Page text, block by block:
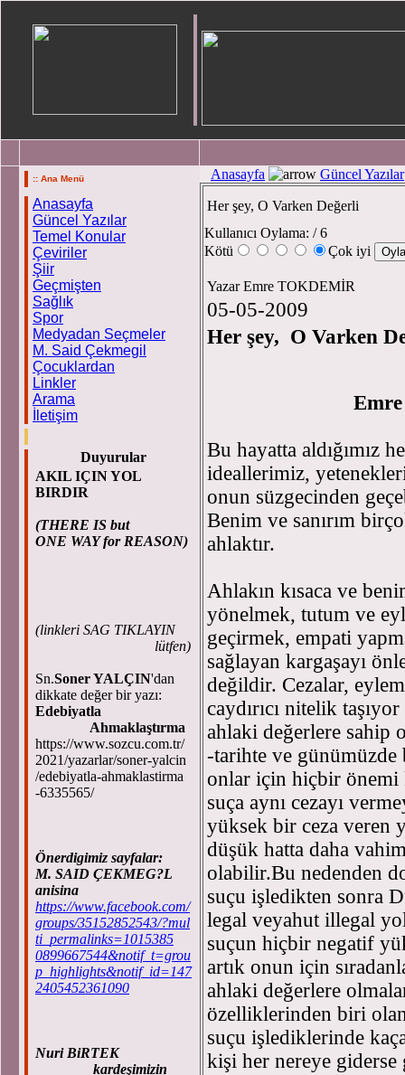
:: Ana Menü
Anasayfa
Güncel Yazılar
Temel Konular
Çeviriler
Şiir
Geçmişten
Sağlık
Spor
Medyadan Seçmeler
M. Said Çekmegil
Çocuklardan
Linkler
Arama
İletişim
Duyurular
AKIL IÇIN YOL
BIRDIR
(THERE IS but
ONE WAY for REASON)
(linkleri SAG TIKLAYIN
lütfen)
Sn.Soner YALÇIN'dan
dikkate değer bir yazı:
Edebiyatla
Ahmaklaştırma
https://www.sozcu.com.tr/
2021/yazarlar/soner-yalcin
/edebiyatla-ahmaklastirma
-6335565/
Önerdigimiz sayfalar:
M. SAID ÇEKMEG?L
anisina
https://www.facebook.com/
groups/35152852543/?mul
ti_permalinks=1015385
0899667544&notif_t=grou
p_highlights&notif_id=147
2405452361090
Nuri BiRTEK
kardeşimizin
Anasayfa Güncel Yazılar
Her şey, O Varken Değerli
Kullanıcı Oylama: / 6
Kötü
Çok iyi
Yazar Emre TOKDEMİR
05-05-2009
Her şey, O Varken
Emre
Bu hayatta aldığımız
ideallerimiz,
onun süzgecinden
Benim ve sanırım
ahlaktır.
Ahlakın kısaca ve
yönelmek, tutum ve
geçirmek, empati
sağlayan kargaşayı
değildir. Cezalar,
caydırıcı nitelik
ahlaki değerlere sahip
-tarihte ve
onlar için hiçbir
suça aynı cezayı
yüksek bir ceza veren
düşük hatta daha
olabilir.Bu nedenden
suçu işledikten sonra
legal veyahut illegal
suçun hiçbir negatif
artık onun için
ahlaki değerlere
özelliklerinden biri
suçu işlediklerinde
kişi her nereye giderse